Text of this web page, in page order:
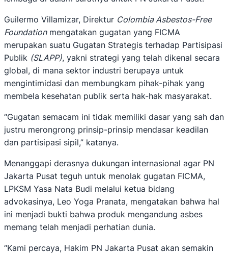
Guilermo Villamizar, Direktur Colombia Asbestos-Free
Foundationmengatakan gugatan yang FICMA
merupakan suatu Gugatan Strategis terhadap Partisipasi
Publik (SLAPP), yakni strategi yang telah dikenal secara
global, di mana sektor industri berupaya untuk
mengintimidasi dan membungkam pihak-pihak yang
membela kesehatan publik serta hak-hak masyarakat.
“Gugatan semacam ini tidak memiliki dasar yang sah dan
justru merongrong prinsip-prinsip mendasar keadilan
dan partisipasi sipil,” katanya.
Menanggapi derasnya dukungan internasional agar PN
Jakarta Pusat teguh untuk menolak gugatan FICMA,
LPKSM Yasa Nata Budi melalui ketua bidang
advokasinya, Leo Yoga Pranata, mengatakan bahwa hal
ini menjadi bukti bahwa produk mengandung asbes
memang telah menjadi perhatian dunia.
“Kami percaya, Hakim PN Jakarta Pusat akan semakin